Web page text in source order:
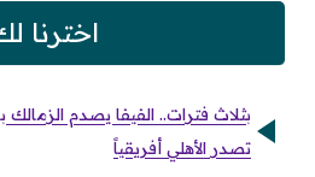
اخترنا
بثلاث فترات.. الفيفا يصدم الزمالك
تصدر الأهلي أفريقياً